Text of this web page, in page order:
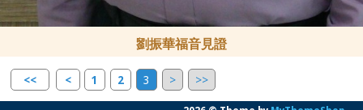
劉振華福音見證
<< < 1 2 3 > >>